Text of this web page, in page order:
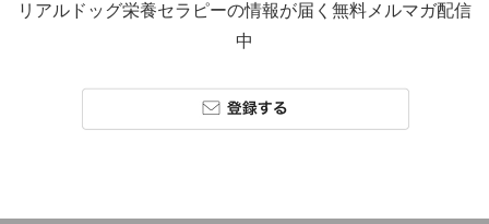
リアルドッグ栄養セラピーの情報が届く無料メルマガ配信
中